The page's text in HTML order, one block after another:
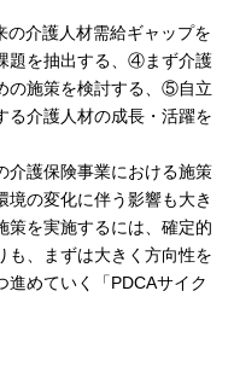
介護人材需給ギャップを
題を抽出する、④まず介護
の施策を検討する、⑤自立
る介護人材の成長・活躍を
護保険事業における施策
の変化に伴う影響も大き
策を実施するには、確定的
も、まずは大きく方向性を
進めていく「PDCAサイク